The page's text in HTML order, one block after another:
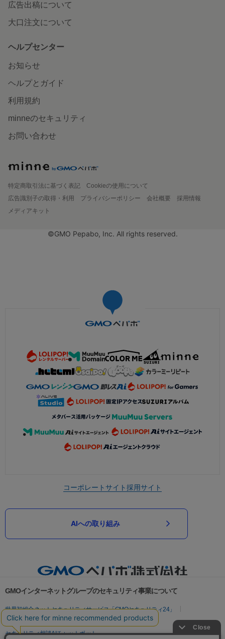
広告出稿について
大口注文について
ヘルプセンター
お知らせ
ヘルプとガイド
利用規約
minneのセキュリティ
お問い合わせ
特定商取引法に基づく表記
Cookieの使用について
広告識別子の取得・利用
プライバシーポリシー 会社概要
採用情報
メディアキット
©GMO Pepabo, Inc. All rights reserved.
コーポレートサイト採用サイト
AIへの取り組み
GMOインターネットグループのセキュリティ事業について
世界初総合ネットセキュリティサービス「GMOセキュリティ24」
パスワード漏洩診断
Webサイトリスク診断
セキュリティ相談AIチャットボット